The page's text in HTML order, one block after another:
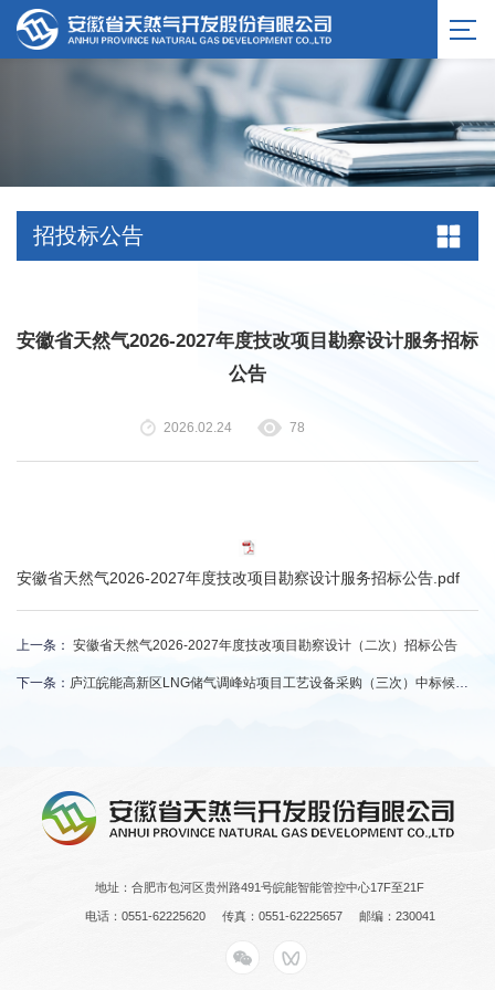
服务公告
招投标公告
安徽省天然气2026-2027年度技改项目勘察设计服务招标
公告
2026.02.24 78
安徽省天然气2026-2027年度技改项目勘察设计服务招标公告.pdf
上一条： 安徽省天然气2026-2027年度技改项目勘察设计（二次）招标公告
下一条： 庐江皖能高新区LNG储气调峰站项目工艺设备采购（三次）中标候选人公示
地址：合肥市包河区贵州路491号皖能智能管控中心17F至21F
电话：0551-62225620 传真：0551-62225657 邮编：230041